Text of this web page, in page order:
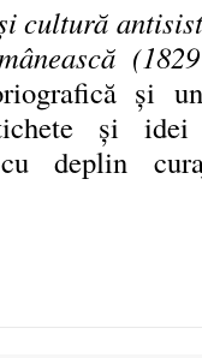
cultură
și
și idei
deplin